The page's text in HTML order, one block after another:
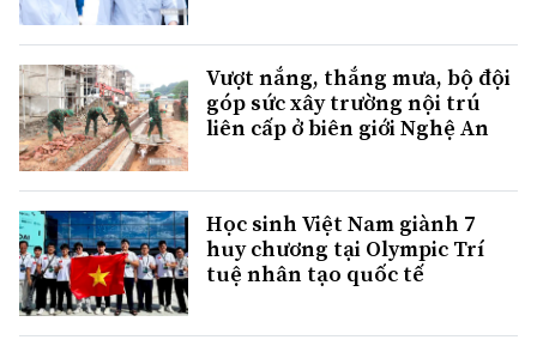
Vượt nắng, thắng mưa, bộ đội
góp sức xây trường nội trú
liên cấp ở biên giới Nghệ An
Học sinh Việt Nam giành 7
huy chương tại Olympic Trí
tuệ nhân tạo quốc tế